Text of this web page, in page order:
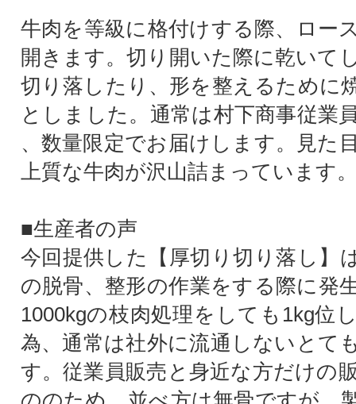
牛肉を等級に格付けする際、ロー
開きます。切り開いた際に乾いて
切り落したり、形を整えるために
としました。通常は村下商事従業
、数量限定でお届けします。見た
上質な牛肉が沢山詰まっています
■生産者の声
今回提供した【厚切り切り落し】
の脱骨、整形の作業をする際に発
1000kgの枝肉処理をしても1kg位
為、通常は社外に流通しないとて
す。従業員販売と身近な方だけの